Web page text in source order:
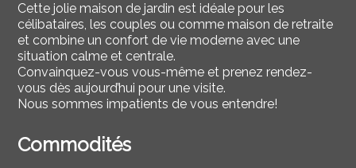
Cette jolie maison de jardin est idéale pour les
célibataires, les couples ou comme maison de retraite
et combine un confort de vie moderne avec une
situation calme et centrale.
Convainquez-vous vous-même et prenez rendez-
vous dès aujourd’hui pour une visite.
Nous sommes impatients de vous entendre!
Commodités